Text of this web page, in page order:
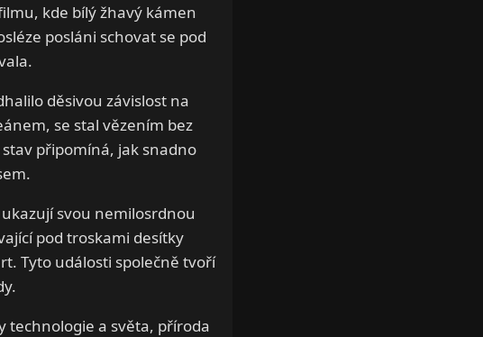
kde bílý žhavý kámen
posláni schovat se pod
děsivou závislost na
se stal vězením bez
připomíná, jak snadno
svou nemilosrdnou
pod troskami desítky
Tyto události společně tvoří
technologie a světa, příroda